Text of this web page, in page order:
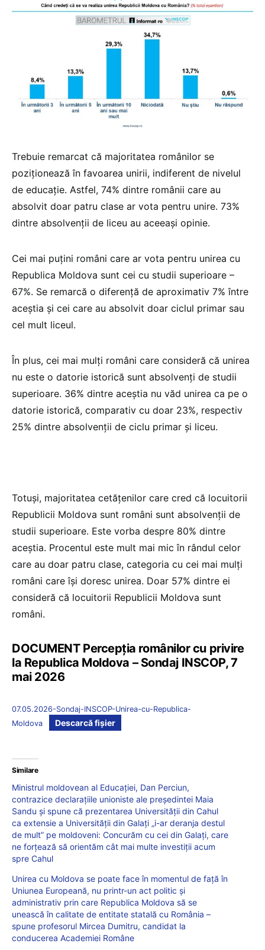
Trebuie remarcat că majoritatea românilor se
poziționează în favoarea unirii, indiferent de nivelul
de educație. Astfel, 74% dintre românii care au
absolvit doar patru clase ar vota pentru unire. 73%
dintre absolvenții de liceu au aceeași opinie.
Cei mai puțini români care ar vota pentru unirea cu
Republica Moldova sunt cei cu studii superioare –
67%. Se remarcă o diferență de aproximativ 7% între
aceștia și cei care au absolvit doar ciclul primar sau
cel mult liceul.
În plus, cei mai mulți români care consideră că unirea
nu este o datorie istorică sunt absolvenți de studii
superioare. 36% dintre aceștia nu văd unirea ca pe o
datorie istorică, comparativ cu doar 23%, respectiv
25% dintre absolvenții de ciclu primar și liceu.
Totuși, majoritatea cetățenilor care cred că locuitorii
Republicii Moldova sunt români sunt absolvenții de
studii superioare. Este vorba despre 80% dintre
aceștia. Procentul este mult mai mic în rândul celor
care au doar patru clase, categoria cu cei mai mulți
români care își doresc unirea. Doar 57% dintre ei
consideră că locuitorii Republicii Moldova sunt
români.
DOCUMENT Percepția românilor cu privire
la Republica Moldova – Sondaj INSCOP, 7
mai 2026
07.05.2026-Sondaj-INSCOP-Unirea-cu-Republica-
Moldova
Descarcă fișier
Similare
Ministrul moldovean al Educației, Dan Perciun,
contrazice declarațiile unioniste ale președintei Maia
Sandu și spune că prezentarea Universității din Cahul
ca extensie a Universității din Galați „i-ar deranja destul
de mult” pe moldoveni: Concurăm cu cei din Galați, care
ne forțează să orientăm cât mai multe investiții acum
spre Cahul
Unirea cu Moldova se poate face în momentul de față în
Uniunea Europeană, nu printr-un act politic și
administrativ prin care Republica Moldova să se
unească în calitate de entitate statală cu România –
spune profesorul Mircea Dumitru, candidat la
conducerea Academiei Române